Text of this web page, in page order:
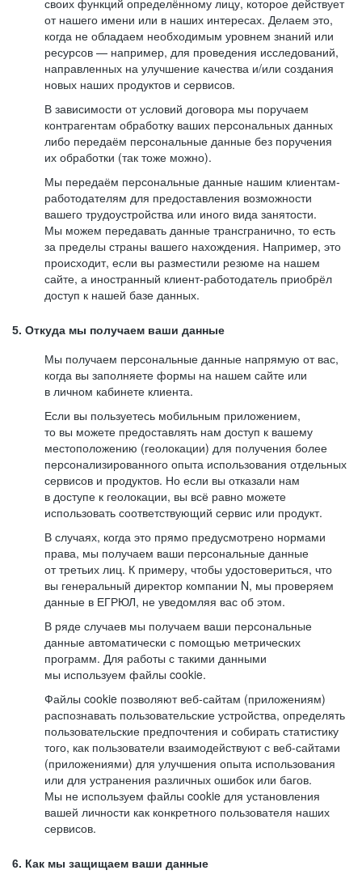
своих функций определённому лицу, которое действует
от нашего имени или в наших интересах. Делаем это,
когда не обладаем необходимым уровнем знаний или
ресурсов — например, для проведения исследований,
направленных на улучшение качества и/или создания
новых наших продуктов и сервисов.
В зависимости от условий договора мы поручаем
контрагентам обработку ваших персональных данных
либо передаём персональные данные без поручения
их обработки (так тоже можно).
Мы передаём персональные данные нашим клиентам-
работодателям для предоставления возможности
вашего трудоустройства или иного вида занятости.
Мы можем передавать данные трансгранично, то есть
за пределы страны вашего нахождения. Например, это
происходит, если вы разместили резюме на нашем
сайте, а иностранный клиент-работодатель приобрёл
доступ к нашей базе данных.
5. Откуда мы получаем ваши данные
Мы получаем персональные данные напрямую от вас,
когда вы заполняете формы на нашем сайте или
в личном кабинете клиента.
Если вы пользуетесь мобильным приложением,
то вы можете предоставлять нам доступ к вашему
местоположению (геолокации) для получения более
персонализированного опыта использования отдельных
сервисов и продуктов. Но если вы отказали нам
в доступе к геолокации, вы всё равно можете
использовать соответствующий сервис или продукт.
В случаях, когда это прямо предусмотрено нормами
права, мы получаем ваши персональные данные
от третьих лиц. К примеру, чтобы удостовериться, что
вы генеральный директор компании N, мы проверяем
данные в ЕГРЮЛ, не уведомляя вас об этом.
В ряде случаев мы получаем ваши персональные
данные автоматически с помощью метрических
программ. Для работы с такими данными
мы используем файлы cookie.
Файлы cookie позволяют веб-сайтам (приложениям)
распознавать пользовательские устройства, определять
пользовательские предпочтения и собирать статистику
того, как пользователи взаимодействуют с веб-сайтами
(приложениями) для улучшения опыта использования
или для устранения различных ошибок или багов.
Мы не используем файлы cookie для установления
вашей личности как конкретного пользователя наших
сервисов.
6. Как мы защищаем ваши данные